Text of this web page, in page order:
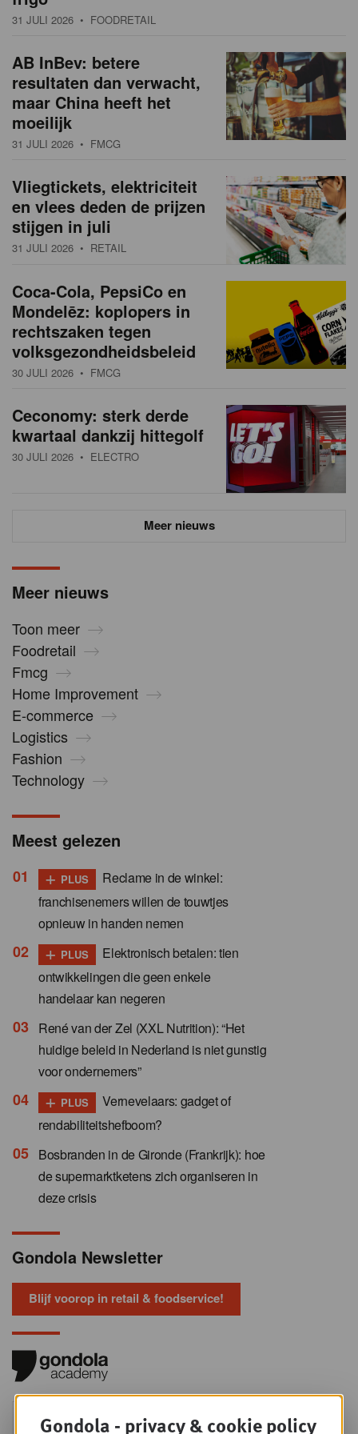
Meer nieuws
Toon meer
Foodretail
Fmcg
Home Improvement
E-commerce
Logistics
Fashion
Technology
31 JULI 2026 • FOODRETAIL
AB InBev: betere
resultaten dan verwacht,
maar China heeft het
moeilijk
31 JULI 2026 • FMCG
Vliegtickets, elektriciteit
en vlees deden de prijzen
stijgen in juli
31 JULI 2026 • RETAIL
Coca-Cola, PepsiCo en
Mondelēz: koplopers in
rechtszaken tegen
volksgezondheidsbeleid
30 JULI 2026 • FMCG
Ceconomy: sterk derde
kwartaal dankzij hittegolf
30 JULI 2026 • ELECTRO
Meer nieuws
Meest gelezen
+ PLUS
Reclame in de winkel:
franchisenemers willen de touwtjes
opnieuw in handen nemen
+ PLUS
Elektronisch betalen: tien
ontwikkelingen die geen enkele
handelaar kan negeren
René van der Zel (XXL Nutrition): “Het
huidige beleid in Nederland is niet gunstig
voor ondernemers”
+ PLUS
Vernevelaars: gadget of
rendabiliteitshefboom?
Bosbranden in de Gironde (Frankrijk): hoe
de supermarktketens zich organiseren in
deze crisis
Gondola Newsletter
Blijf voorop in retail & foodservice!
WOEGondola - privacy & cookie policy